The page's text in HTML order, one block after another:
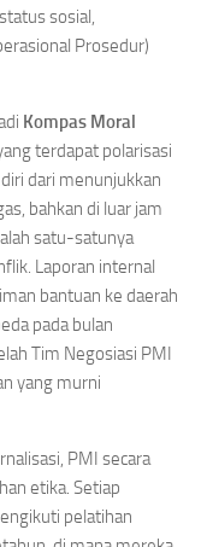
sosial,
Prosedur)
Kompas Moral
terdapat polarisasi
dari menunjukkan
bahkan di luar jam
satu-satunya
Laporan internal
bantuan ke daerah
pada bulan
Tim Negosiasi PMI
yang murni
PMI secara
etika. Setiap
pelatihan